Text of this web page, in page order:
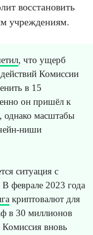
восстановить
учреждениям.
, что ущерб
Комиссии
в 15
он пришёл к
однако масштабы
ниши
ситуация с
феврале 2023 года
криптовалют для
в 30 миллионов
вновь